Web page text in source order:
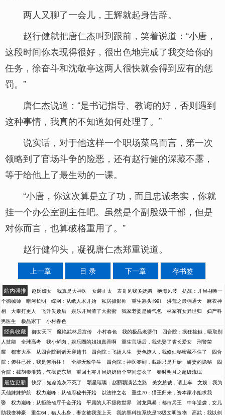
两人又聊了一会儿，王辉就起身告辞。
赵行健就把唐仁杰叫到跟前，笑着说道：“小唐，
这段时间你表现得很好，很出色地完成了我交给你的
任务，徐奋斗和沈敬亭这两人很快就会得到应有的惩
罚。”
唐仁杰说道：“是书记指导、教诲的好，否则遇到
这种事情，我真的不知道如何处理了。”
说实话，对于他这样一个职场菜鸟而言，第一次
领略到了官场斗争的险恶，还有赵行健的深藏不露，
等于给他上了最生动的一课。
“小唐，你这次算是立了功，而且忠诚老实，你就
挂一个办公室副主任吧。虽然是个副股级干部，但是
对你而言，也算破格重用了。”
赵行健仰头，凝视唐仁杰郑重说道。
上一章 目 录 下一章 存书签
站内强推 赵氏嫡女 我真是大神医 女装正太 表哥见我多妩媚 艳海风波
抗战：开局召唤一
个德械师
暗河长明 综网：从纸人术开始 私房摄影师 重生寡头1991 洪荒之最强通天
麻衣神
相
大奉打更人 飞升失败后 娱乐开局渣了大蜜蜜 我家老婆是娇气包 林家有女异世归
妇产科
男医生
极品家丁 小村春色
经典收藏 御女天下 魔艳武林后宫传 小村春色 我的极品老婆们
四合院：疯狂接触，吸取别
人技能
全球高考 我小鲜肉，娱乐圈的姐姐真香啊 重生官场后，我先娶了省长爱女
刑警荣
耀
都市大巫 从四合院到诸天穿越书 四合院：飞扬人生 妻色撩人，我修仙秘密藏不住了
四合
院：傻柱已死，我是何雨柱！
全能无敌学生 四合院：神医签到，截胡只是开始 娇妻的隐秘
四
合院：截胡秦淮茹，气疯贾东旭
重回七零开局奶奶留个空间怎么了 秦时明月之超级流氓
最近更新 快穿：短命炮灰不死了 颖星璀璨：赵丽颖演艺之路 美女总裁，请上车
文娱：我为
天仙妹妹护航
权力巅峰：从省府秘书开始 以法律之名
重生70：猎王归来，资本家小姐求我
娶
权力巅峰：从拒绝省厅千金开始 平庸的人不拯救世界 潜龙风暴：都市兵王
中年逆袭，女儿
助我变神豪
重生64，猎人出身，妻女被我宠上天 我的黑科技系统是18级文明造物 高武：我以剑